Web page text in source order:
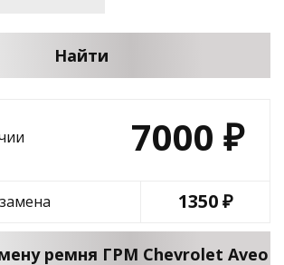
Найти
7000 ₽
1350 ₽
ремня ГРМ Chevrolet Aveo